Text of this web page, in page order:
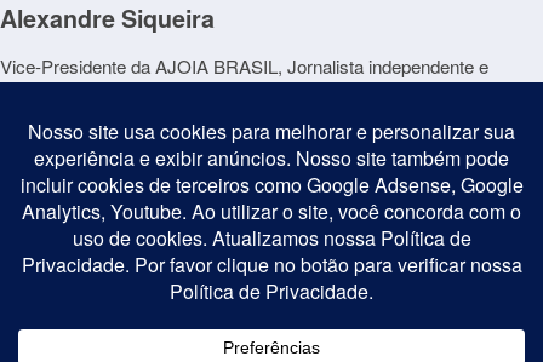
Alexandre Siqueira
Vice-Presidente da AJOIA BRASIL, Jornalista independente e
do abismo..." ; Saiba mais:
https://livrariafactus.com.br/
Vice-
Presidente da AJOIA BRASIL, Jornalista independente e escritor.
Autor dos livros "Perdeu, Mané!" e "Jornalismo: a um passo do
abismo..." ; Saiba mais:https://livrariafactus.com.br/
Postagem Anterior Próxima Postagem